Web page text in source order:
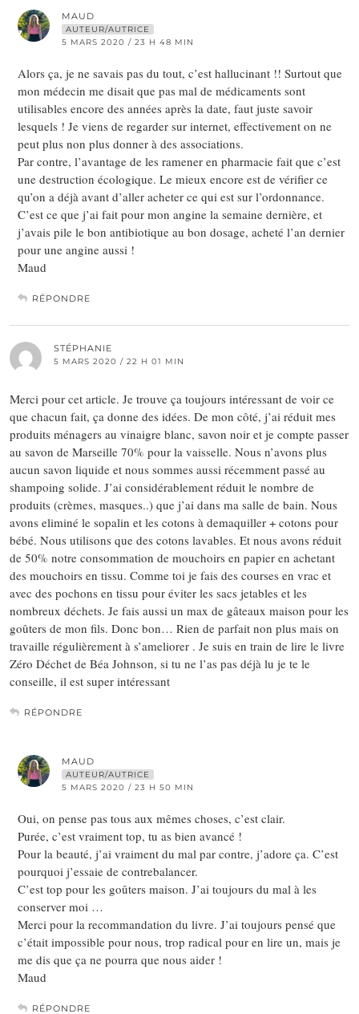
MAUD
AUTEUR/AUTRICE
5 MARS 2020 / 23 H 48 MIN
Alors ça, je ne savais pas du tout, c’est hallucinant !! Surtout que
mon médecin me disait que pas mal de médicaments sont
utilisables encore des années après la date, faut juste savoir
lesquels ! Je viens de regarder sur internet, effectivement on ne
peut plus non plus donner à des associations.
Par contre, l’avantage de les ramener en pharmacie fait que c’est
une destruction écologique. Le mieux encore est de vérifier ce
qu’on a déjà avant d’aller acheter ce qui est sur l’ordonnance.
C’est ce que j’ai fait pour mon angine la semaine dernière, et
j’avais pile le bon antibiotique au bon dosage, acheté l’an dernier
pour une angine aussi !
Maud
RÉPONDRE
STÉPHANIE
5 MARS 2020 / 22 H 01 MIN
Merci pour cet article. Je trouve ça toujours intéressant de voir ce
que chacun fait, ça donne des idées. De mon côté, j’ai réduit mes
produits ménagers au vinaigre blanc, savon noir et je compte passer
au savon de Marseille 70% pour la vaisselle. Nous n’avons plus
aucun savon liquide et nous sommes aussi récemment passé au
shampoing solide. J’ai considérablement réduit le nombre de
produits (crèmes, masques..) que j’ai dans ma salle de bain. Nous
avons eliminé le sopalin et les cotons à demaquiller + cotons pour
bébé. Nous utilisons que des cotons lavables. Et nous avons réduit
de 50% notre consommation de mouchoirs en papier en achetant
des mouchoirs en tissu. Comme toi je fais des courses en vrac et
avec des pochons en tissu pour éviter les sacs jetables et les
nombreux déchets. Je fais aussi un max de gâteaux maison pour les
goûters de mon fils. Donc bon… Rien de parfait non plus mais on
travaille régulièrement à s’ameliorer . Je suis en train de lire le livre
Zéro Déchet de Béa Johnson, si tu ne l’as pas déjà lu je te le
conseille, il est super intéressant
RÉPONDRE
MAUD
AUTEUR/AUTRICE
5 MARS 2020 / 23 H 50 MIN
Oui, on pense pas tous aux mêmes choses, c’est clair.
Purée, c’est vraiment top, tu as bien avancé !
Pour la beauté, j’ai vraiment du mal par contre, j’adore ça. C’est
pourquoi j’essaie de contrebalancer.
C’est top pour les goûters maison. J’ai toujours du mal à les
conserver moi …
Merci pour la recommandation du livre. J’ai toujours pensé que
c’était impossible pour nous, trop radical pour en lire un, mais je
me dis que ça ne pourra que nous aider !
Maud
RÉPONDRE